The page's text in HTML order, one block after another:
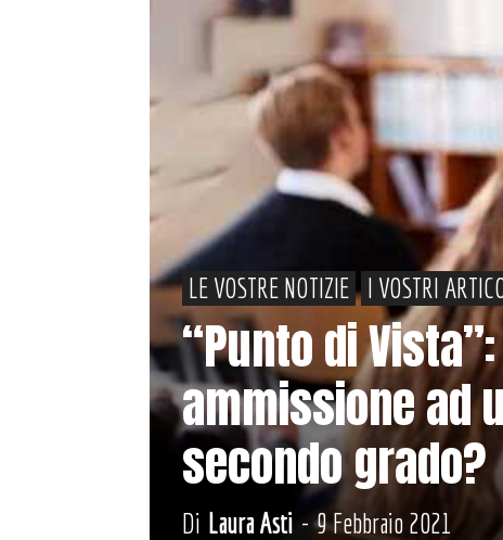
LE VOSTRE NOTIZIE I VOSTRI
“Punto di
ammissione ad
secondo grado?
Di Laura Asti - 9 Febbraio 2021